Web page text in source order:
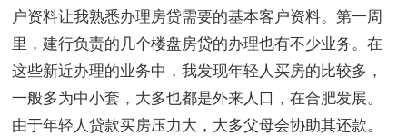
户资料让我熟悉办理房贷需要的基本客户资料。第一周
里，建行负责的几个楼盘房贷的办理也有不少业务。在
这些新近办理的业务中，我发现年轻人买房的比较多，
一般多为中小套，大多也都是外来人口，在合肥发展。
由于年轻人贷款买房压力大，大多父母会协助其还款。